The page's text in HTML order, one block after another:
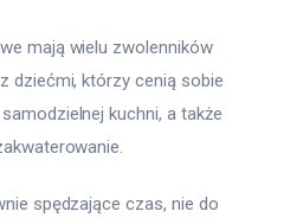
mają wielu zwolenników
dziećmi, którzy cenią sobie
kuchni, a także
spędzające czas, nie do